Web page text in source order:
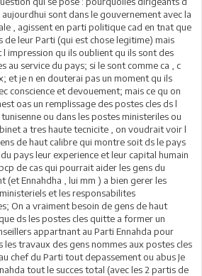
aujourdhui sont dans le gouvernement avec la
, agissent en parti politique cad en tnat que
de leur Parti (qui est chose legitime) mais
l impression qu ils oublient qu ils sont des
au service du pays; si le sont comme ca , c
et je n en douterai pas un moment qu ils
conscience et devouement; mais ce qu on
oas un remplissage des postes cles ds l
ou dans les postes ministeriles ou
a tres haute tecnicite , on voudrait voir l
de haut calibre qui montre soit ds le pays
pays leur experience et leur capital humain
de cas qui pourrait aider les gens du
(et Ennahdha , lui mm ) a bien gerer les
et les responsabilites
On a vraiment besoin de gens de haut
ds les postes cles quitte a former un
appartnant au Parti Ennahda pour
les travaux des gens nommes aux postes cles
chef du Parti tout depassement ou abus Je
tout le succes total (avec les 2 partis de